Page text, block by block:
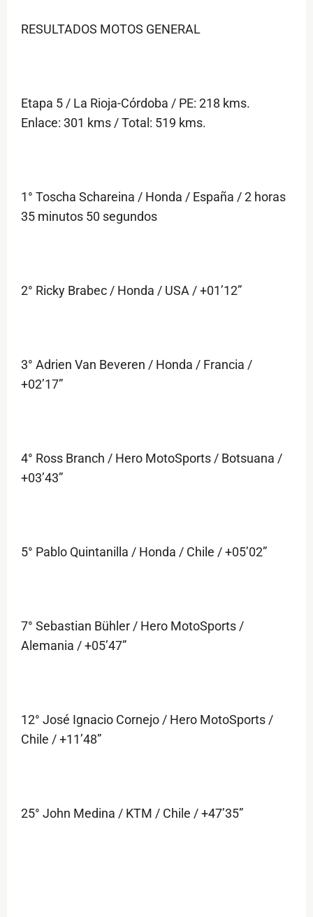
RESULTADOS MOTOS GENERAL
Etapa 5 / La Rioja-Córdoba / PE: 218 kms.
Enlace: 301 kms / Total: 519 kms.
1° Toscha Schareina / Honda / España / 2 horas
35 minutos 50 segundos
2° Ricky Brabec / Honda / USA / +01’12”
3° Adrien Van Beveren / Honda / Francia /
+02’17”
4° Ross Branch / Hero MotoSports / Botsuana /
+03’43”
5° Pablo Quintanilla / Honda / Chile / +05’02”
7° Sebastian Bühler / Hero MotoSports /
Alemania / +05’47”
12° José Ignacio Cornejo / Hero MotoSports /
Chile / +11’48”
25° John Medina / KTM / Chile / +47’35”